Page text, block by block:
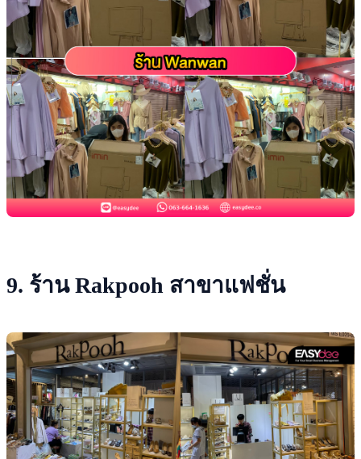
9. ร้าน Rakpooh สาขาแฟชั่น